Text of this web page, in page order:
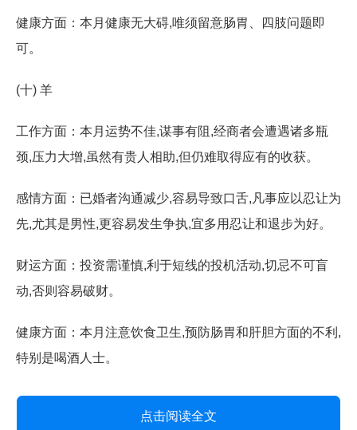
健康方面：本月健康无大碍,唯须留意肠胃、四肢问题即
可。
(十) 羊
工作方面：本月运势不佳,谋事有阻,经商者会遭遇诸多瓶
颈,压力大增,虽然有贵人相助,但仍难取得应有的收获。
感情方面：已婚者沟通减少,容易导致口舌,凡事应以忍让为
先,尤其是男性,更容易发生争执,宜多用忍让和退步为好。
财运方面：投资需谨慎,利于短线的投机活动,切忌不可盲
动,否则容易破财。
健康方面：本月注意饮食卫生,预防肠胃和肝胆方面的不利,
特别是喝酒人士。
点击阅读全文